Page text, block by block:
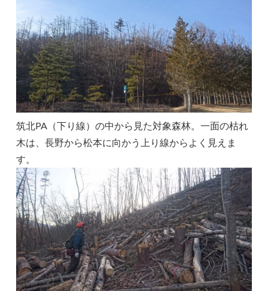
筑北PA（下り線）の中から見た対象森林。一面の枯れ
木は、長野から松本に向かう上り線からよく見えま
す。